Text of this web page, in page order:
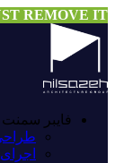
REMOVE IT…
فایبر سمنت